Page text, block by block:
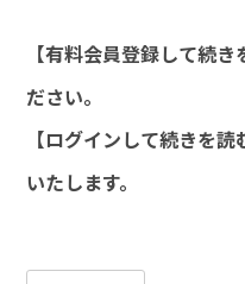
【有料会員登録して続き
ださい。
【ログインして続きを
いたします。